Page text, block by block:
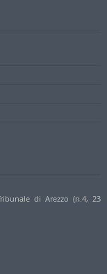
di Arezzo (n.4, 23